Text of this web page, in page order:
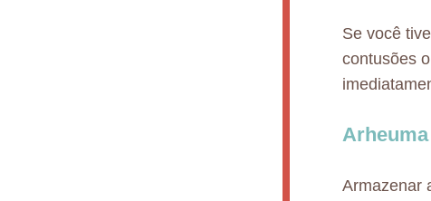
Se você
contusões
Armazenar